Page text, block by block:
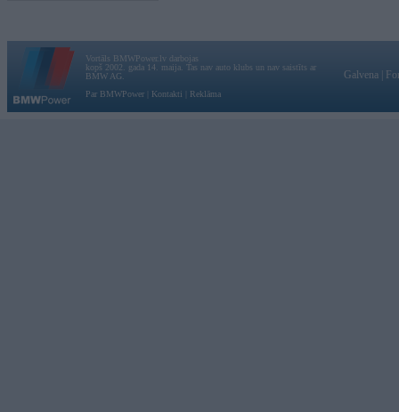
Vortāls BMWPower.lv darbojas
kopš 2002. gada 14. maija. Tas nav auto klubs un nav saistīts ar
BMW AG.
Par BMWPower
Kontakti Reklāma
Galvena